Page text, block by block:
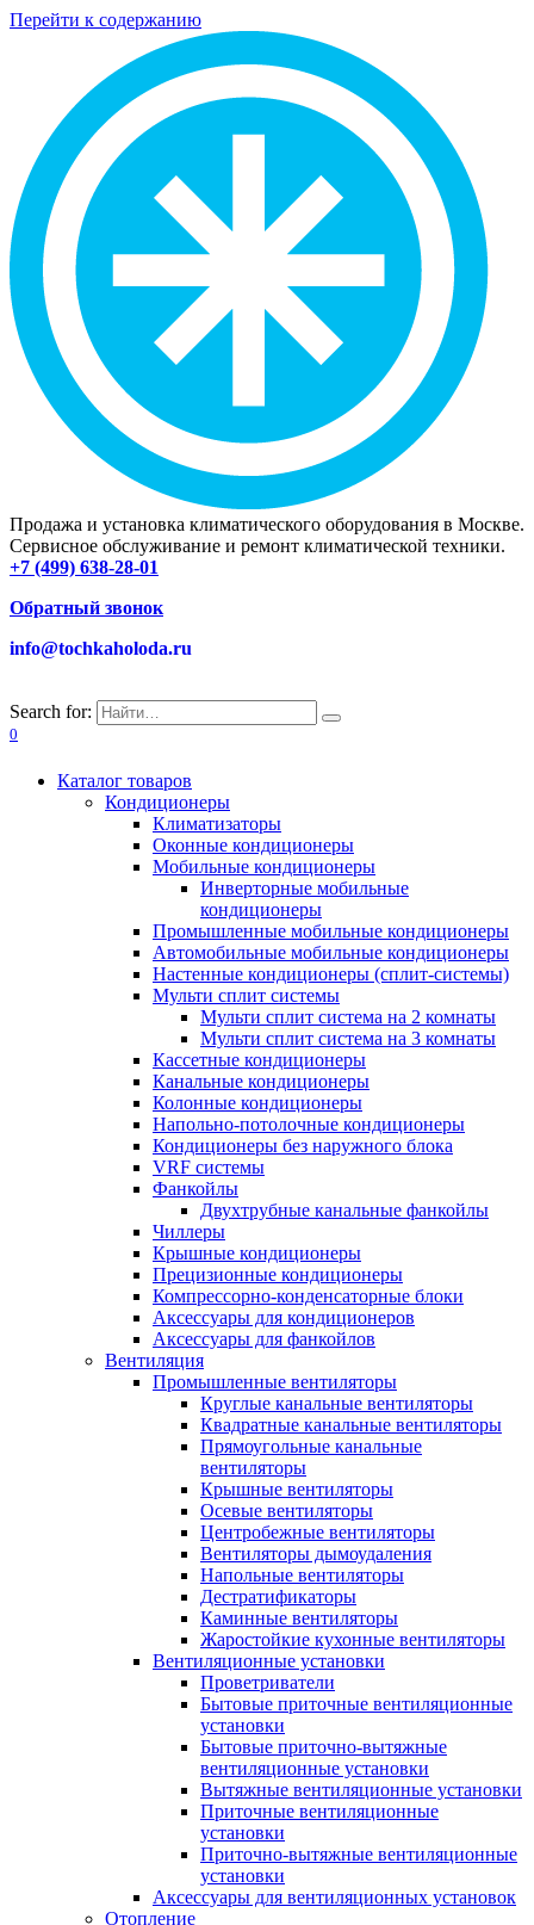
Перейти к содержанию
Продажа и установка климатического оборудования в Москве.
Сервисное обслуживание и ремонт климатической техники.
+7 (499) 638-28-01
Обратный звонок
info@tochkaholoda.ru
Search for:
0
Каталог товаров
Кондиционеры
Климатизаторы
Оконные кондиционеры
Мобильные кондиционеры
Инверторные мобильные
кондиционеры
Промышленные мобильные кондиционеры
Автомобильные мобильные кондиционеры
Настенные кондиционеры (сплит-системы)
Мульти сплит системы
Мульти сплит система на 2 комнаты
Мульти сплит система на 3 комнаты
Кассетные кондиционеры
Канальные кондиционеры
Колонные кондиционеры
Напольно-потолочные кондиционеры
Кондиционеры без наружного блока
VRF системы
Фанкойлы
Двухтрубные канальные фанкойлы
Чиллеры
Крышные кондиционеры
Прецизионные кондиционеры
Компрессорно-конденсаторные блоки
Аксессуары для кондиционеров
Аксессуары для фанкойлов
Вентиляция
Промышленные вентиляторы
Круглые канальные вентиляторы
Квадратные канальные вентиляторы
Прямоугольные канальные
вентиляторы
Крышные вентиляторы
Осевые вентиляторы
Центробежные вентиляторы
Вентиляторы дымоудаления
Напольные вентиляторы
Дестратификаторы
Каминные вентиляторы
Жаростойкие кухонные вентиляторы
Вентиляционные установки
Проветриватели
Бытовые приточные вентиляционные
установки
Бытовые приточно-вытяжные
вентиляционные установки
Вытяжные вентиляционные установки
Приточные вентиляционные
установки
Приточно-вытяжные вентиляционные
установки
Аксессуары для вентиляционных установок
Отопление